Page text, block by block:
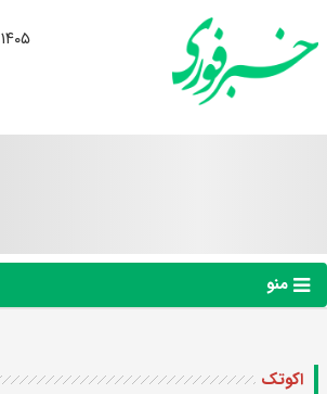
۱۴۰۵ مرداد ۱۷, شنبه
منو
اکوتک